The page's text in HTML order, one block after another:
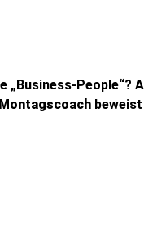
People“?
Montagscoach